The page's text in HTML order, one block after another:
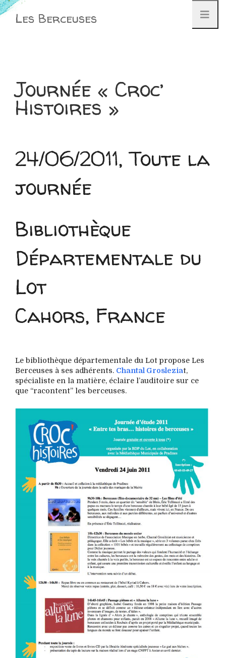
Aller
au
Les Berceuses
Journée « Croc’
Histoires »
24/06/2011, Toute la
journée
Bibliothèque
Départementale du
Lot
Cahors, France
Le bibliothèque départementale du Lot propose Les
Berceuses à ses adhérents. Chantal Grosleziat,
spécialiste en la matière, éclaire l’auditoire sur ce
que “racontent” les berceuses.